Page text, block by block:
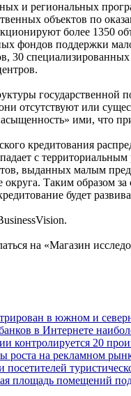
и региональных
объектов по
более 1350
фондов поддержки
30
государственной
отсутствуют или
ими, что
кредитования
с
выданных малым
Таким образом за
будет
на «Магазин
в южном и
в Интернете
контролируется 20
на рекламном
площадь помещений